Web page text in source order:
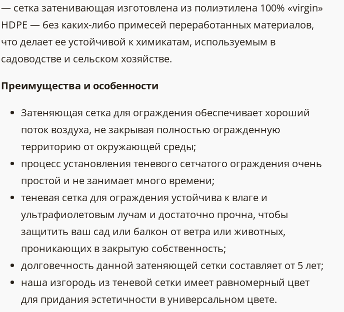
— сетка затенивающая изготовлена ​​из полиэтилена 100% «virgin»
HDPE — без каких-либо примесей переработанных материалов,
что делает ее устойчивой к химикатам, используемым в
садоводстве и сельском хозяйстве.
Преимущества и особенности
Затеняющая сетка для ограждения обеспечивает хороший
поток воздуха, не закрывая полностью огражденную
территорию от окружающей среды;
процесс установления теневого сетчатого ограждения очень
простой и не занимает много времени;
теневая сетка для ограждения устойчива к влаге и
ультрафиолетовым лучам и достаточно прочна, чтобы
защитить ваш сад или балкон от ветра или животных,
проникающих в закрытую собственность;
долговечность данной затеняющей сетки составляет от 5 лет;
наша изгородь из теневой сетки имеет равномерный цвет
для придания эстетичности в универсальном цвете.